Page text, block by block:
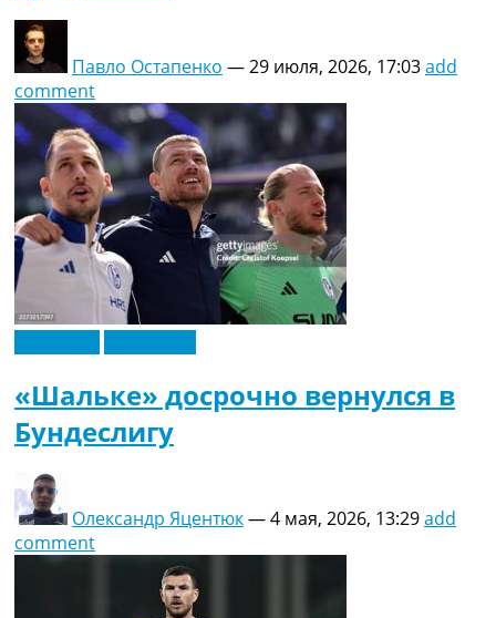
Павло Остапенко —29 июля, 2026, 17:03add
comment
«Шальке» досрочно вернулся в
Бундеслигу
Олександр Яцентюк—4 мая, 2026, 13:29add
comment